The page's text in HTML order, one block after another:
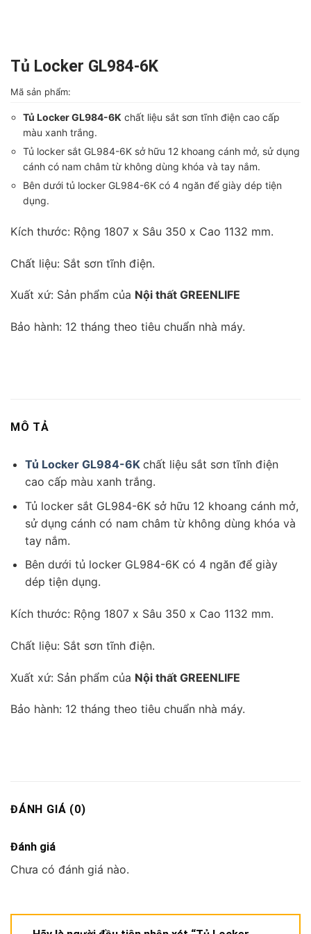
Tủ Locker GL984-6K
Mã sản phẩm:
Tủ Locker GL984-6K chất liệu sắt sơn tĩnh điện cao cấp
màu xanh trắng.
Tủ locker sắt GL984-6K sở hữu 12 khoang cánh mở, sử dụng
cánh có nam châm từ không dùng khóa và tay nắm.
Bên dưới tủ locker GL984-6K có 4 ngăn để giày dép tiện
dụng.
Kích thước: Rộng 1807 x Sâu 350 x Cao 1132 mm.
Chất liệu: Sắt sơn tĩnh điện.
Xuất xứ: Sản phẩm của Nội thất GREENLIFE
Bảo hành: 12 tháng theo tiêu chuẩn nhà máy.
MÔ TẢ
Tủ Locker GL984-6K chất liệu sắt sơn tĩnh điện
cao cấp màu xanh trắng.
Tủ locker sắt GL984-6K sở hữu 12 khoang cánh mở,
sử dụng cánh có nam châm từ không dùng khóa và
tay nắm.
Bên dưới tủ locker GL984-6K có 4 ngăn để giày
dép tiện dụng.
Kích thước: Rộng 1807 x Sâu 350 x Cao 1132 mm.
Chất liệu: Sắt sơn tĩnh điện.
Xuất xứ: Sản phẩm của Nội thất GREENLIFE
Bảo hành: 12 tháng theo tiêu chuẩn nhà máy.
ĐÁNH GIÁ (0)
Đánh giá
Chưa có đánh giá nào.